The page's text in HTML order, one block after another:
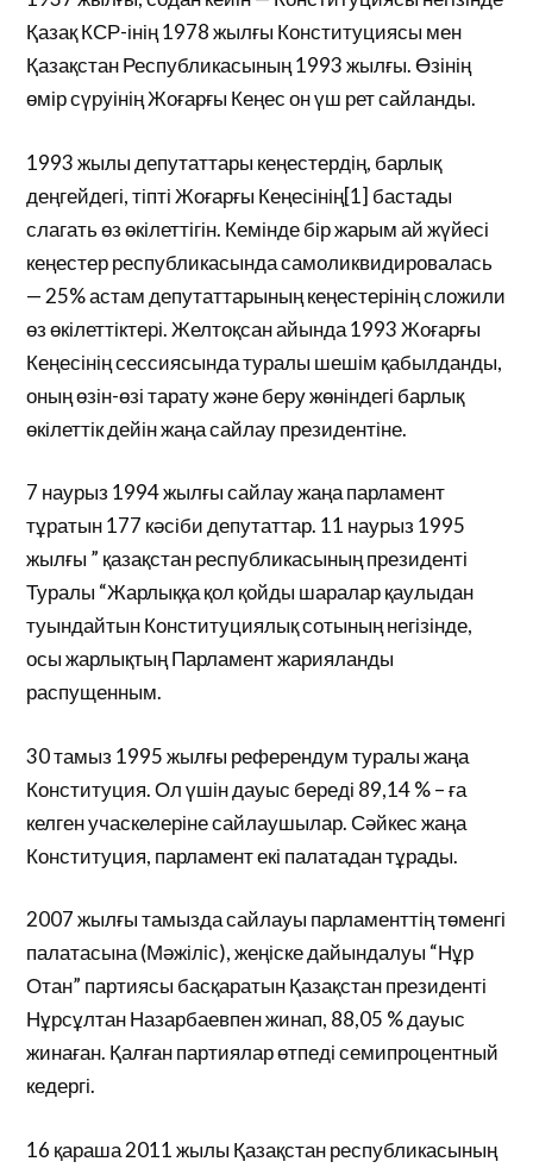
Қазақ КСР-інің 1978 жылғы Конституциясы мен
Қазақстан Республикасының 1993 жылғы. Өзінің
өмір сүруінің Жоғарғы Кеңес он үш рет сайланды.
1993 жылы депутаттары кеңестердің, барлық
деңгейдегі, тіпті Жоғарғы Кеңесінің[1] бастады
слагать өз өкілеттігін. Кемінде бір жарым ай жүйесі
кеңестер республикасында самоликвидировалась
— 25% астам депутаттарының кеңестерінің сложили
өз өкілеттіктері. Желтоқсан айында 1993 Жоғарғы
Кеңесінің сессиясында туралы шешім қабылданды,
оның өзін-өзі тарату және беру жөніндегі барлық
өкілеттік дейін жаңа сайлау президентіне.
7 наурыз 1994 жылғы сайлау жаңа парламент
тұратын 177 кәсіби депутаттар. 11 наурыз 1995
жылғы ” қазақстан республикасының президенті
Туралы “Жарлыққа қол қойды шаралар қаулыдан
туындайтын Конституциялық сотының негізінде,
осы жарлықтың Парламент жарияланды
распущенным.
30 тамыз 1995 жылғы референдум туралы жаңа
Конституция. Ол үшін дауыс береді 89,14 % – ға
келген учаскелеріне сайлаушылар. Сәйкес жаңа
Конституция, парламент екі палатадан тұрады.
2007 жылғы тамызда сайлауы парламенттің төменгі
палатасына (Мәжіліс), жеңіске дайындалуы “Нұр
Отан” партиясы басқаратын Қазақстан президенті
Нұрсұлтан Назарбаевпен жинап, 88,05 % дауыс
жинаған. Қалған партиялар өтпеді семипроцентный
кедергі.
16 қараша 2011 жылы Қазақстан республикасының